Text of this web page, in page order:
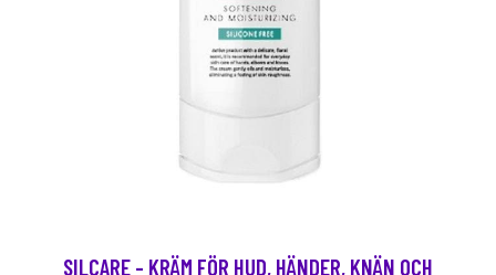
SILCARE - KRÄM FÖR HUD, HÄNDER, KNÄN OCH